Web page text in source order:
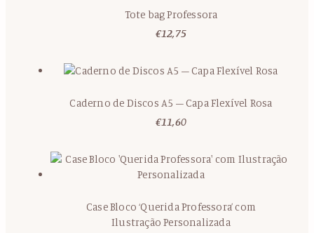
Tote bag Professora
€12,75
Caderno de Discos A5 – Capa Flexível Rosa
€11,60
Case Bloco ‘Querida Professora’ com
Ilustração Personalizada